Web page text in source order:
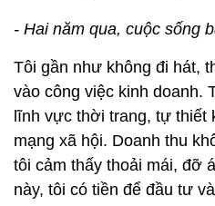
- Hai năm qua, cuộc sống
Tôi gần như không đi hát,
vào công việc kinh doanh.
lĩnh vực thời trang, tự thiết
mạng xã hội. Doanh thu
tôi cảm thấy thoải mái, đỡ
này, tôi có tiền để đầu tư